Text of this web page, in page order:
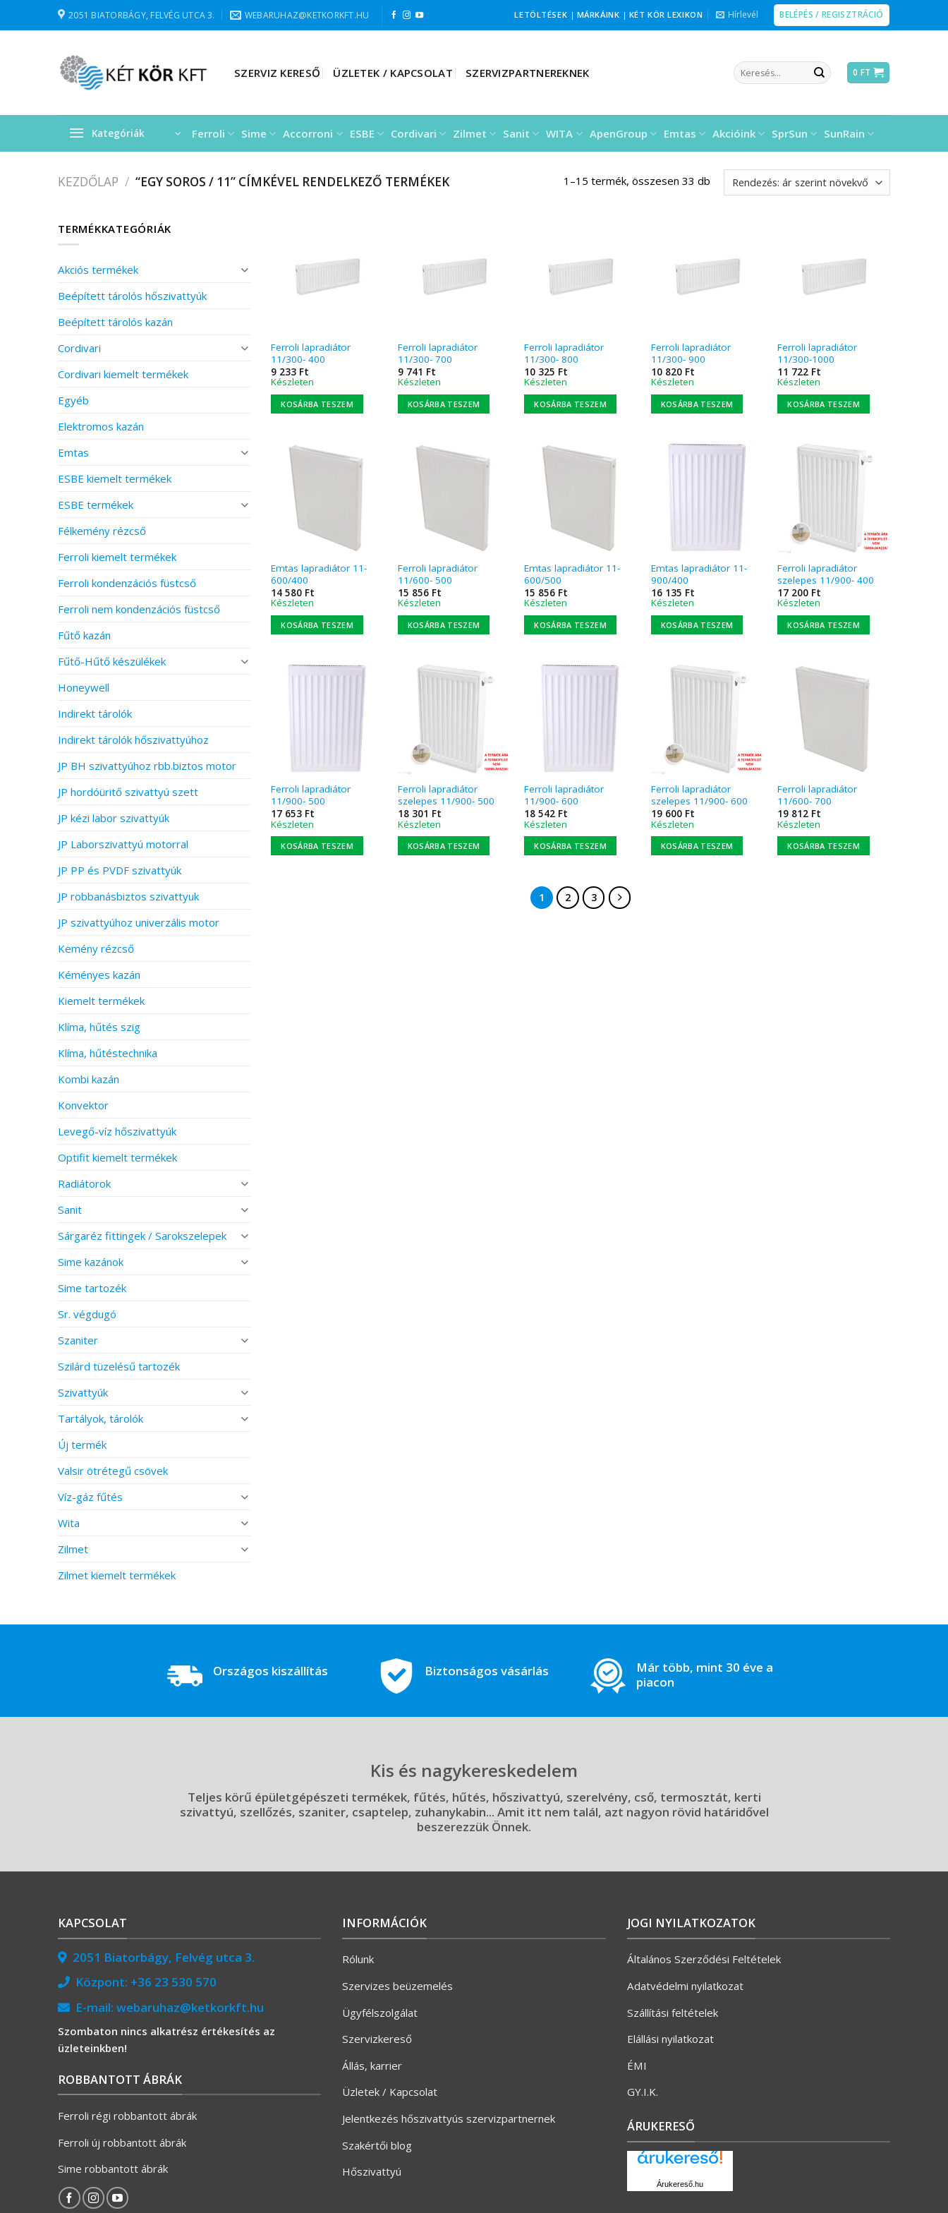
2051 BIATORBÁGY, FELVÉG UTCA 3. WEBARUHAZ@KETKORKFT.HU LETÖLTÉSEK | MÁRKÁINK | KÉT KÖR LEXIKON Hírlevél BELÉPÉS / REGISZTRÁCIÓ
SZERVIZ KERESŐ ÜZLETEK / KAPCSOLAT SZERVIZPARTNEREKNEK
Keresés
a
0 FT
Kategóriák Ferroli Sime Accorroni ESBE Cordivari Zilmet Sanit WITA ApenGroup Emtas Akcióink SprSun SunRain
KEZDŐLAP / “EGY SOROS / 11” CÍMKÉVEL RENDELKEZŐ TERMÉKEK 1–15 termék, összesen 33 db
TERMÉKKATEGÓRIÁK
Akciós termékek
Beépített tárolós hőszivattyúk
Beépített tárolós kazán
Cordivari
Cordivari kiemelt termékek
Egyéb
Elektromos kazán
Emtas
ESBE kiemelt termékek
ESBE termékek
Félkemény rézcső
Ferroli kiemelt termékek
Ferroli kondenzációs füstcső
Ferroli nem kondenzációs füstcső
Fűtő kazán
Fűtő-Hűtő készülékek
Honeywell
Indirekt tárolók
Indirekt tárolók hőszivattyúhoz
JP BH szivattyúhoz rbb.biztos motor
JP hordóüritő szivattyú szett
JP kézi labor szivattyúk
JP Laborszivattyú motorral
JP PP és PVDF szivattyúk
JP robbanásbiztos szivattyuk
JP szivattyúhoz univerzális motor
Kemény rézcső
Kéményes kazán
Kiemelt termékek
Klíma, hűtés szig
Klíma, hűtéstechnika
Kombi kazán
Konvektor
Levegő-víz hőszivattyúk
Optifit kiemelt termékek
Radiátorok
Sanit
Sárgaréz fittingek / Sarokszelepek
Sime kazánok
Sime tartozék
Sr. végdugó
Szaniter
Szilárd tüzelésű tartozék
Szivattyúk
Tartályok, tárolók
Új termék
Valsir ötrétegű csövek
Víz-gáz fűtés
Wita
Zilmet
Zilmet kiemelt termékek
Ferroli lapradiátor
11/300- 400
9 233 Ft
Készleten
KOSÁRBA TESZEM
Ferroli lapradiátor
11/300- 700
9 741 Ft
Készleten
KOSÁRBA TESZEM
Ferroli lapradiátor
11/300- 800
10 325 Ft
Készleten
KOSÁRBA TESZEM
Ferroli lapradiátor
11/300- 900
10 820 Ft
Készleten
KOSÁRBA TESZEM
Ferroli lapradiátor
11/300-1000
11 722 Ft
Készleten
KOSÁRBA TESZEM
Emtas lapradiátor 11-
600/400
14 580 Ft
Készleten
KOSÁRBA TESZEM
Ferroli lapradiátor
11/600- 500
15 856 Ft
Készleten
KOSÁRBA TESZEM
Emtas lapradiátor 11-
600/500
15 856 Ft
Készleten
KOSÁRBA TESZEM
Emtas lapradiátor 11-
900/400
16 135 Ft
Készleten
KOSÁRBA TESZEM
Ferroli lapradiátor
szelepes 11/900- 400
17 200 Ft
Készleten
KOSÁRBA TESZEM
Ferroli lapradiátor
11/900- 500
17 653 Ft
Készleten
KOSÁRBA TESZEM
Ferroli lapradiátor
szelepes 11/900- 500
18 301 Ft
Készleten
KOSÁRBA TESZEM
Ferroli lapradiátor
11/900- 600
18 542 Ft
Készleten
KOSÁRBA TESZEM
Ferroli lapradiátor
szelepes 11/900- 600
19 600 Ft
Készleten
KOSÁRBA TESZEM
Ferroli lapradiátor
11/600- 700
19 812 Ft
Készleten
KOSÁRBA TESZEM
1 2 3
Országos kiszállítás Biztonságos vásárlás
Már több, mint 30 éve a
piacon
Kis és nagykereskedelem
Teljes körű épületgépészeti termékek, fűtés, hűtés, hőszivattyú, szerelvény, cső, termosztát, kerti
szivattyú, szellőzés, szaniter, csaptelep, zuhanykabin... Amit itt nem talál, azt nagyon rövid határidővel
beszerezzük Önnek.
KAPCSOLAT
2051 Biatorbágy, Felvég utca 3.
Központ: +36 23 530 570
E-mail: webaruhaz@ketkorkft.hu
Szombaton nincs alkatrész értékesítés az
üzleteinkben!
ROBBANTOTT ÁBRÁK
Ferroli régi robbantott ábrák
Ferroli új robbantott ábrák
Sime robbantott ábrák
INFORMÁCIÓK
Rólunk
Szervizes beüzemelés
Ügyfélszolgálat
Szervizkereső
Állás, karrier
Üzletek / Kapcsolat
Jelentkezés hőszivattyús szervizpartnernek
Szakértői blog
Hőszivattyú
JOGI NYILATKOZATOK
Általános Szerződési Feltételek
Adatvédelmi nyilatkozat
Szállítási feltételek
Elállási nyilatkozat
ÉMI
GY.I.K.
ÁRUKERESŐ
Árukereső.hu